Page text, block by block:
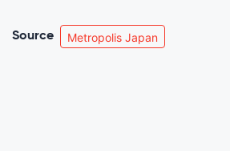
Source Metropolis Japan